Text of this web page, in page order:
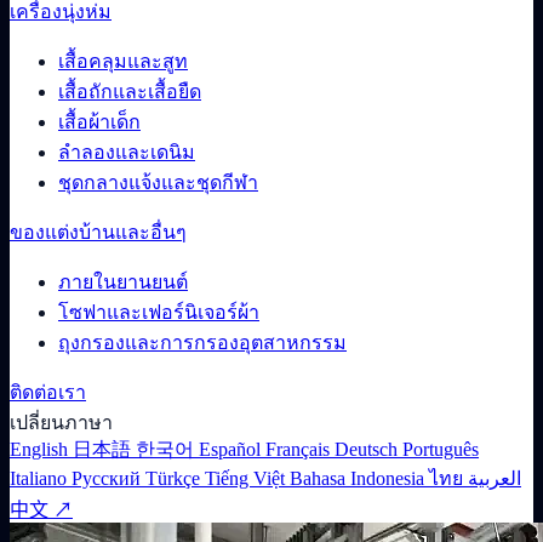
เครื่องนุ่งห่ม
เสื้อคลุมและสูท
เสื้อถักและเสื้อยืด
เสื้อผ้าเด็ก
ลำลองและเดนิม
ชุดกลางแจ้งและชุดกีฬา
ของแต่งบ้านและอื่นๆ
ภายในยานยนต์
โซฟาและเฟอร์นิเจอร์ผ้า
ถุงกรองและการกรองอุตสาหกรรม
ติดต่อเรา
เปลี่ยนภาษา
English 日本語 한국어 Español Français Deutsch Português
Italiano Русский Türkçe Tiếng Việt Bahasa Indonesiaไทย العربية
中文 ↗